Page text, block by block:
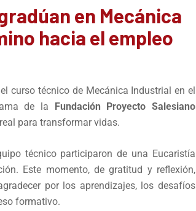
en Mecánica
hacia el empleo
curso técnico de Mecánica Industrial en el
de la Fundación Proyecto Salesiano
para transformar vidas.
técnico participaron de una Eucaristía
Este momento, de gratitud y reflexión,
por los aprendizajes, los desafíos
formativo.